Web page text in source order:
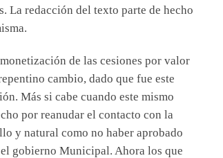
La redacción del texto parte de hecho
de las cesiones por valor
cambio, dado que fue este
Más si cabe cuando este mismo
por reanudar el contacto con la
y natural como no haber aprobado
gobierno Municipal. Ahora los que